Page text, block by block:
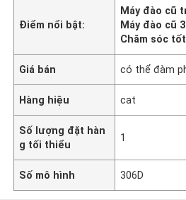
Điểm nổi bật:
Máy đào cũ
Máy đào cũ
Chăm sóc
Giá bán có thể đàm
Hàng hiệu cat
Số lượng đặt hàn
g tối thiểu
1
Số mô hình 306D